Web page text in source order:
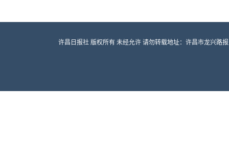
许昌日报社 版权所有 未经允许 请勿转载地址：许昌市龙兴路